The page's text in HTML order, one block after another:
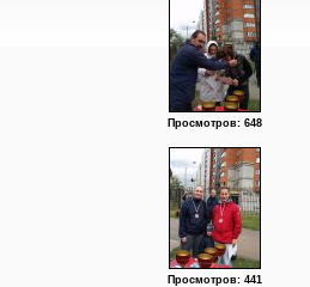
Просмотров: 648
Просмотров: 441